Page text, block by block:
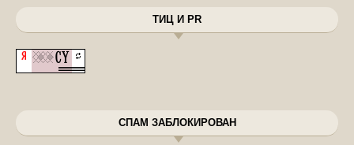
ТИЦ И PR
СПАМ ЗАБЛОКИРОВАН